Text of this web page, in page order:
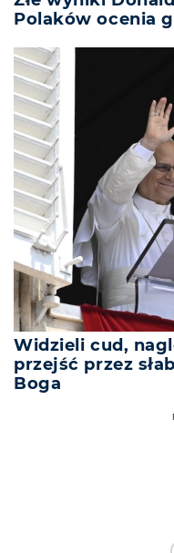
Polaków ocenia
Widzieli cud,
przejść przez
Boga